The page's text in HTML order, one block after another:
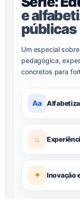
e
públicas
Um especial
pedagógica,
concretos para
Aa
⌂
✦ Inovação